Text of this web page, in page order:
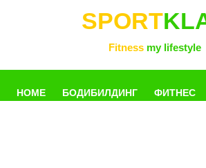
SPORT
Fitness my lifestyle
HOME БОДИБИЛДИНГ ФИТНЕС